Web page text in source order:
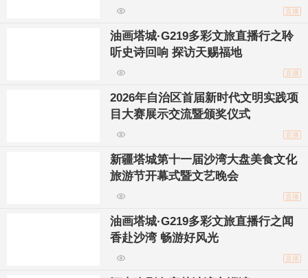
流”中国作协走进和布克赛尔
直播
油画塔城·G219多彩文旅直播行之聆
听史诗回响 探访天赐福地
直播
2026年自治区首届新时代文明实践项
目大赛展示交流暨颁奖仪式
直播
新疆塔城第十一届沙湾大盘美食文化
旅游节开幕式暨文艺晚会
直播
油画塔城·G219多彩文旅直播行之闻
香赴沙湾 畅游好风光
直播